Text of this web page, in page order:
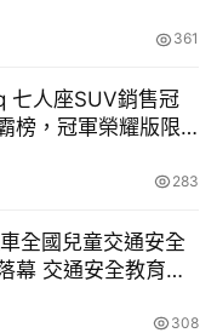
转请注明出处：
361
七人座SUV銷售冠
榜，冠軍榮耀版限
283
全國兒童交通安全
幕 交通安全教育向
308